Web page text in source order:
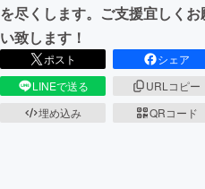
を尽くします。ご支援宜しくお
い致します！
ポスト
シェア
LINEで送る
URLコピー
埋め込み
QRコード